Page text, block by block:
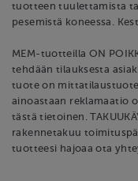
tuotteen tuulettamista
pesemistä koneessa.
MEM-tuotteilla ON
tehdään tilauksesta
tuote on
ainoastaan reklamaatio
tästä tietoinen.
rakennetakuu
tuotteesi hajoaa ota